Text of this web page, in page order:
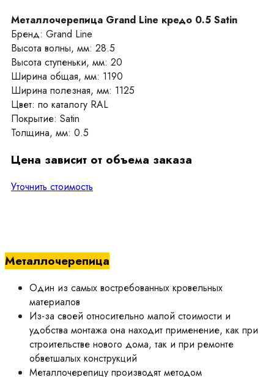
Металлочерепица Grand Line кредо 0.5 Satin
Бренд: Grand Line
Высота волны, мм: 28.5
Высота ступеньки, мм: 20
Ширина общая, мм: 1190
Ширина полезная, мм: 1125
Цвет: по каталогу RAL
Покрытие: Satin
Толщина, мм: 0.5
Цена зависит от объема заказа
Уточнить стоимость
Металлочерепица
Один из самых востребованных кровельных
материалов
Из-за своей относительно малой стоимости и
удобства монтажа она находит применение, как при
строительстве нового дома, так и при ремонте
обветшалых конструкций
Металлочерепицу производят методом